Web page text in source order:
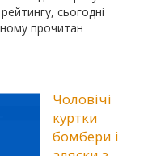
сьогодні
прочитан
Чоловічі
куртки
бомбери і